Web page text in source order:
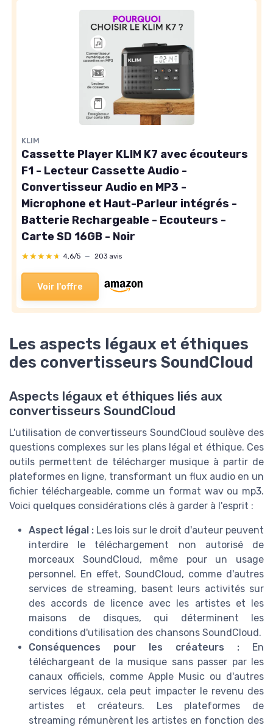
KLIM
Cassette Player KLIM K7 avec écouteurs
F1 - Lecteur Cassette Audio -
Convertisseur Audio en MP3 -
Microphone et Haut-Parleur intégrés -
Batterie Rechargeable - Ecouteurs -
Carte SD 16GB - Noir
★★★★★
★★★★★ 4,6/5 — 203 avis
Voir l'offre
Les aspects légaux et éthiques
des convertisseurs SoundCloud
Aspects légaux et éthiques liés aux
convertisseurs SoundCloud
L'utilisation de convertisseurs SoundCloud soulève des
questions complexes sur les plans légal et éthique. Ces
outils permettent de télécharger musique à partir de
plateformes en ligne, transformant un flux audio en un
fichier téléchargeable, comme un format wav ou mp3.
Voici quelques considérations clés à garder à l'esprit :
Aspect légal : Les lois sur le droit d'auteur peuvent
interdire le téléchargement non autorisé de
morceaux SoundCloud, même pour un usage
personnel. En effet, SoundCloud, comme d'autres
services de streaming, basent leurs activités sur
des accords de licence avec les artistes et les
maisons de disques, qui déterminent les
conditions d'utilisation des chansons SoundCloud.
Conséquences pour les créateurs : En
téléchargeant de la musique sans passer par les
canaux officiels, comme Apple Music ou d'autres
services légaux, cela peut impacter le revenu des
artistes et créateurs. Les plateformes de
streaming rémunèrent les artistes en fonction des